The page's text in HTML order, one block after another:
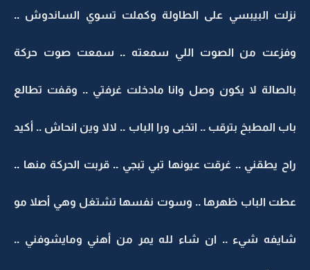
نزلت البيبسي على الطاولة وكملت تسوي الساندوش ..
وفزعت من الصوت اللي سمعته .. سمعت صوت حركة
بالصالة لا يكون وصل وانا مادخلت غرفتي .. وقفت تطالع
باب المطبخ بترقب .. اتخبى ورا الباب .. لالا وين انحاش .. أكيد
راح يطقني .. غرقت عيونها تبي تبجي .. قربت الحركة منها ..
عطت الباب ظهرها .. وسوت نفسها تشتغل وهي أصلا مو
شايفه شيء .. ان شاء لله يمر من أهني ومايشوفني ..